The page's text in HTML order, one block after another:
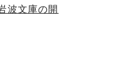
波文庫の開